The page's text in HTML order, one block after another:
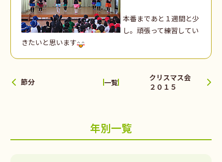
本番まであと１週間と少
し。頑張って練習してい
きたいと思います
節分 一覧
クリスマス会
２０１５
年別一覧